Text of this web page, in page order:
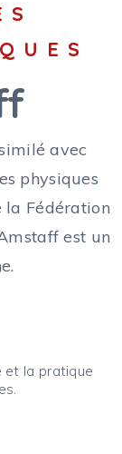
avec
physiques
la Fédération
est un
et la pratique